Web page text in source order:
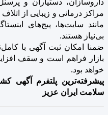
مراکز درمانی و زیبایی از
مانند سایت‌ها، پیج‌های
بی‌نیاز هستند.
ضمنا امکان ثبت آگهی با
خواهد بود.
پیشرفته‌ترین پلتفرم آگهی
سلامت ایران عزیز